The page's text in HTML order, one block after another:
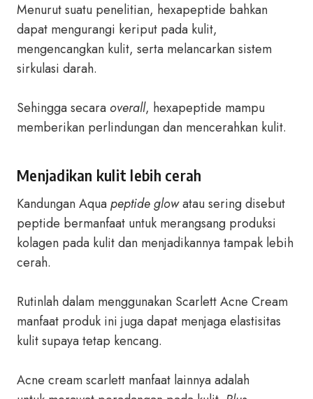
Menurut suatu penelitian, hexapeptide bahkan
dapat mengurangi keriput pada kulit,
mengencangkan kulit, serta melancarkan sistem
sirkulasi darah.
Sehingga secara overall, hexapeptide mampu
memberikan perlindungan dan mencerahkan kulit.
Menjadikan kulit lebih cerah
Kandungan Aquapeptide glowatau sering disebut
peptide bermanfaat untuk merangsang produksi
kolagen pada kulit dan menjadikannya tampak lebih
cerah.
Rutinlah dalam menggunakan Scarlett Acne Cream
manfaat produk ini juga dapat menjaga elastisitas
kulit supaya tetap kencang.
Acne cream scarlett manfaat lainnya adalah